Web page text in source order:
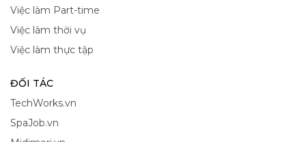
Việc làm Part-time
Việc làm thời vụ
Việc làm thực tập
ĐỐI TÁC
TechWorks.vn
SpaJob.vn